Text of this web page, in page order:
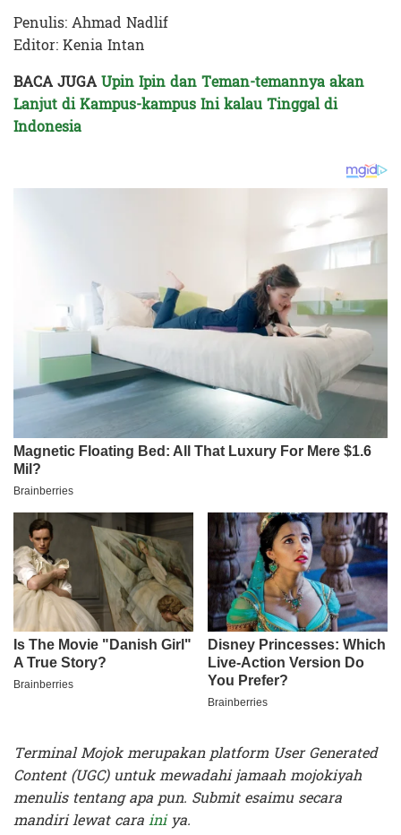
Penulis: Ahmad Nadlif
Editor: Kenia Intan
BACA JUGAUpin Ipin dan Teman-temannya akan
Lanjut di Kampus-kampus Ini kalau Tinggal di
Indonesia
Terminal Mojok merupakan platform User Generated
Content (UGC) untuk mewadahi jamaah mojokiyah
menulis tentang apa pun. Submit esaimu secara
mandiri lewat carainiya.